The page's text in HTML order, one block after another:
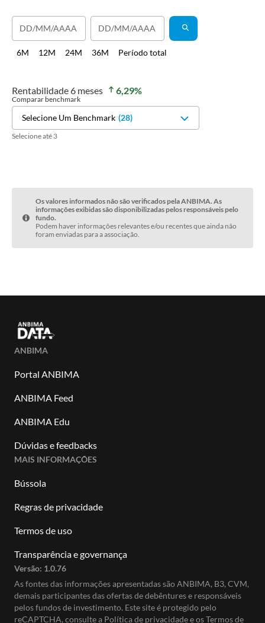
6M 12M 24M 36M Período total
Rentabilidade 6 meses 6,29%
Comparar benchmark
Selecione Um Benchmark (28)
Selecione até 3
Os valores informados não são verificados pela ANBIMA. As
informações exibidas são disponibilizadas pelos responsáveis pelo
fundo.
Podem haver informações relevantes e/ou recentes que ainda não
foram enviadas para a associação.
ANBIMA
Portal ANBIMA
ANBIMA Feed
ANBIMA Edu
Dúvidas e feedbacks
MAIS INFORMAÇÕES
Bússola
Regras de privacidade
Termos de uso
Transparência e governança
Versão: 1.0.76
As fontes das informações apresentadas são ANBIMA, B3, CVM,
demais participantes das ofertas de debêntures e responsáveis
pelos fundos de investimento. Este site é protegido pelo
reCAPTCHA, consulte a Política de privacidadee osTermos de